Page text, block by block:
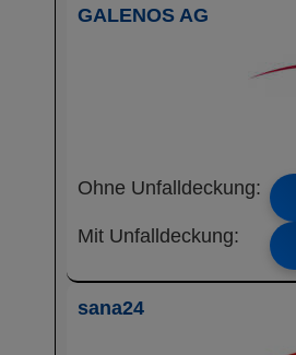
GALENOS AG
Ohne Unfalldeckung:
Mit Unfalldeckung:
sana24